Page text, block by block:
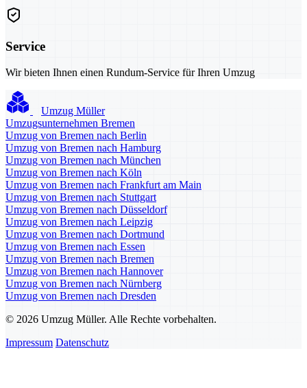
Service
Wir bieten Ihnen einen Rundum-Service für Ihren Umzug
Umzug Müller
Umzugsunternehmen Bremen
Umzug von Bremen nach Berlin
Umzug von Bremen nach Hamburg
Umzug von Bremen nach München
Umzug von Bremen nach Köln
Umzug von Bremen nach Frankfurt am Main
Umzug von Bremen nach Stuttgart
Umzug von Bremen nach Düsseldorf
Umzug von Bremen nach Leipzig
Umzug von Bremen nach Dortmund
Umzug von Bremen nach Essen
Umzug von Bremen nach Bremen
Umzug von Bremen nach Hannover
Umzug von Bremen nach Nürnberg
Umzug von Bremen nach Dresden
© 2026 Umzug Müller. Alle Rechte vorbehalten.
Impressum Datenschutz